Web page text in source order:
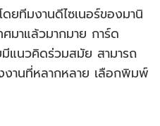
ยทีมงานดีไซเนอร์ของมานิ
ศมาแล้วมากมาย การ์ด
แนวคิดร่วมสมัย สามารถ
งานที่หลากหลาย เลือกพิมพ์